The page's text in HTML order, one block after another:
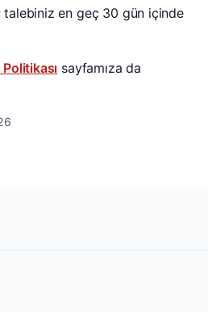
en geç 30 gün içinde
sayfamıza da